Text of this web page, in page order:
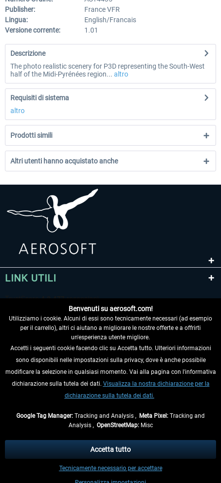
Publisher:
France VFR
Lingua:
English/Francais
Versione corrente:
1.01
Descrizione
The photo realistic scenery for P3D representing the South-West
half of the Midi-Pyrénées region... altro
Requisiti di sistema
altro
Prodotti simili
Altri utenti hanno acquistato anche
LINK UTILI
RECEDERE DAL CONTRATTO
INFORMAZIONI
eventualmente le spese di spedizione, se non diversamente descritto.
** Riguarda le spedizioni al di fuori della Germania, i tempi di consegna per le
altre nazioni sono disponibili nelleinformazioni di spedizione
Benvenuti su aerosoft.com!
Utilizziamo i cookie. Alcuni di essi sono tecnicamente necessari (ad esempio
per il carrello), altri ci aiutano a migliorare le nostre offerte e a offrirti
un'esperienza utente migliore.
Accetti i seguenti cookie facendo clic su Accetta tutto. Ulteriori informazioni
sono disponibili nelle impostazioni sulla privacy, dove è anche possibile
modificare la selezione in qualsiasi momento. Vai alla pagina con l'informativa
dichiarazione sulla tutela dei dati. Visualizza la nostra dichiarazione per la
dichiarazione sulla tutela dei dati.
Google Tag Manager: Tracking and Analysis , Meta Pixel: Tracking and
Analysis , OpenStreetMap:Misc
Tecnicamente necessario per accettare
Accetta tutto